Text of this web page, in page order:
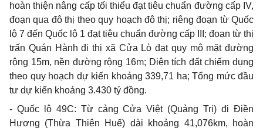
hoàn thiện nâng cấp tối thiểu đạt tiêu chuẩn đường cấp IV,
đoạn qua đô thị theo quy hoạch đô thị; riêng đoạn từ Quốc
lộ 7 đến Quốc lộ 1 đạt tiêu chuẩn đường cấp III; đoạn từ thị
trấn Quán Hành đi thị xã Cửa Lò đạt quy mô mặt đường
rộng 15m, nền đường rộng 16m; Diện tích đất chiếm dụng
theo quy hoạch dự kiến khoảng 339,71 ha; Tổng mức đầu
tư dự kiến khoảng 3.430 tỷ đồng.
- Quốc lộ 49C: Từ cảng Cửa Việt (Quảng Trị) đi Điền
Hương (Thừa Thiên Huế) dài khoảng 41,076km, hoàn